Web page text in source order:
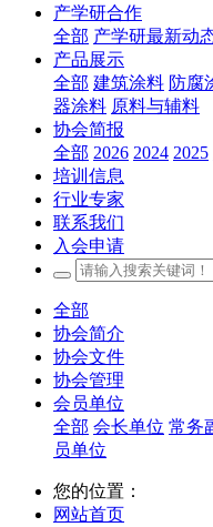
产学研合作
全部 产学研最新动
产品展示
全部 建筑涂料 防腐
器涂料 原料与辅料
协会简报
全部 2026 2024 2025
培训信息
行业专家
联系我们
入会申请
全部
协会简介
协会文件
协会管理
会员单位
全部 会长单位 常务
员单位
您的位置：
网站首页